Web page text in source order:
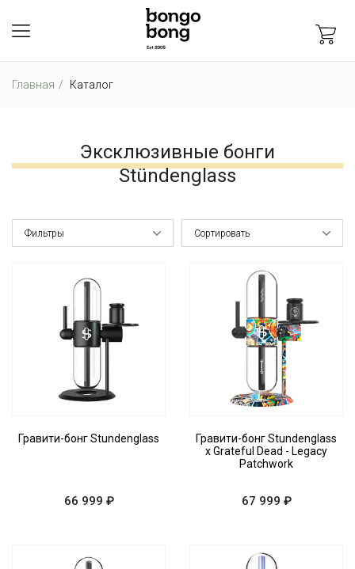
Главная Каталог
Эксклюзивные бонги
Stündenglass
Фильтры Сортировать
Гравити-бонг Stundenglass
66 999 ₽
Гравити-бонг Stundenglass
x Grateful Dead - Legacy
Patchwork
67 999 ₽